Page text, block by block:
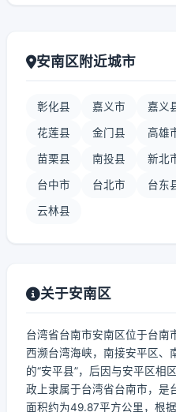
安南区附近城市
彰化县 嘉义市 嘉义
花莲县 金门县 高雄
苗栗县 南投县 新北
台中市 台北市 台东
云林县
关于安南区
台湾省台南市安南区位于台南
西濒台湾海峡，南接安平区、
的“安平县”，后因与安平区相
政上隶属于台湾省台南市，是
面积约为49.87平方公里，根